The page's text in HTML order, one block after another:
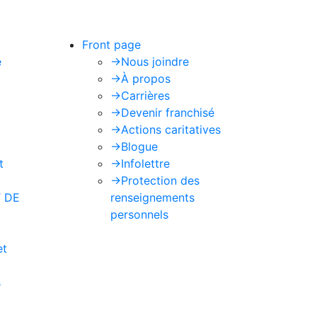
DE
Front page
->Nous joindre
->À propos
->Carrières
->Devenir franchisé
->Actions caritatives
->Blogue
->Infolettre
->Protection des
renseignements
personnels